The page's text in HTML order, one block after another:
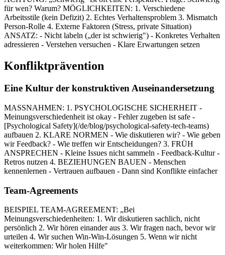
für wen? Warum? MÖGLICHKEITEN: 1. Verschiedene
Arbeitsstile (kein Defizit) 2. Echtes Verhaltensproblem 3. Mismatch
Person-Rolle 4. Externe Faktoren (Stress, private Situation)
ANSATZ: - Nicht labeln („der ist schwierig") - Konkretes Verhalten
adressieren - Verstehen versuchen - Klare Erwartungen setzen
Konfliktprävention
Eine Kultur der konstruktiven Auseinandersetzung
MASSNAHMEN: 1. PSYCHOLOGISCHE SICHERHEIT -
Meinungsverschiedenheit ist okay - Fehler zugeben ist safe -
[Psychological Safety](/de/blog/psychological-safety-tech-teams)
aufbauen 2. KLARE NORMEN - Wie diskutieren wir? - Wie geben
wir Feedback? - Wie treffen wir Entscheidungen? 3. FRÜH
ANSPRECHEN - Kleine Issues nicht sammeln - Feedback-Kultur -
Retros nutzen 4. BEZIEHUNGEN BAUEN - Menschen
kennenlernen - Vertrauen aufbauen - Dann sind Konflikte einfacher
Team-Agreements
BEISPIEL TEAM-AGREEMENT: „Bei
Meinungsverschiedenheiten: 1. Wir diskutieren sachlich, nicht
persönlich 2. Wir hören einander aus 3. Wir fragen nach, bevor wir
urteilen 4. Wir suchen Win-Win-Lösungen 5. Wenn wir nicht
weiterkommen: Wir holen Hilfe"